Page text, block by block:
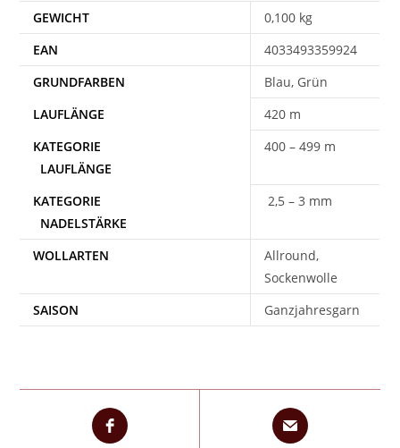
GEWICHT
0,100 kg
EAN
4033493359924
Blau, Grün
420 m
400 – 499 m
2,5 – 3 mm
WOLLARTEN
Allround,
Sockenwolle
SAISON
Ganzjahresgarn